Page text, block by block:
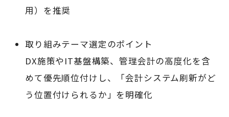
用）を推奨
取り組みテーマ選定のポイント
DX施策やIT基盤構築、管理会計の高度化を含
めて優先順位付けし、「会計システム刷新がど
う位置付けられるか」を明確化